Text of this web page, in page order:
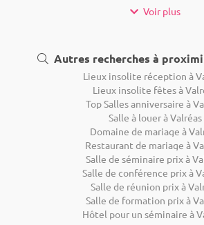
Voir plus
Autres recherches à
Lieux insolite réception à
Lieux insolite fêtes à
Top Salles anniversaire à
Salle à louer à Valréas
Domaine de mariage à
Restaurant de mariage à
Salle de séminaire prix à
Salle de conférence prix à
Salle de réunion prix à
Salle de formation prix à
Hôtel pour un séminaire à